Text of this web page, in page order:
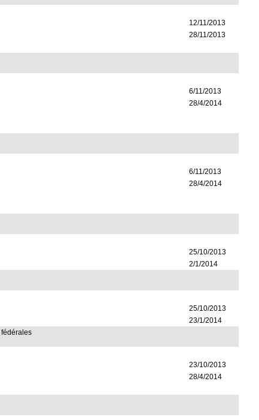
12/11/2013
28/11/2013
6/11/2013
28/4/2014
6/11/2013
28/4/2014
25/10/2013
2/1/2014
25/10/2013
23/1/2014
23/10/2013
28/4/2014